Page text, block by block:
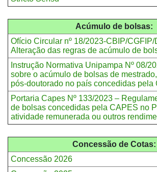
Acúmulo de bolsas:
Ofício Circular nº 18/2023-CBIP/
Alteração das regras de acúmulo de
Instrução Normativa Unipampa Nº 08/
sobre o acúmulo de bolsas de
pós-doutorado no país concedidas pela
Portaria Capes Nº 133/2023 –
de bolsas concedidas pela CAPES no
atividade remunerada ou outros
Concessão de Cotas:
Concessão 2026